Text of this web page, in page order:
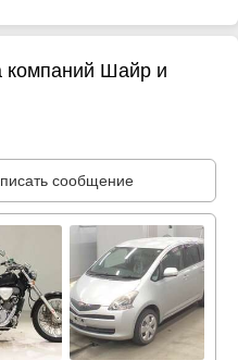
компаний Шайр и
сообщение